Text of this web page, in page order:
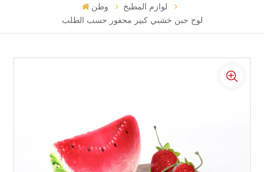
وطن
لوازم المطبخ
لوح جبن خشبي كبير محفور حسب الطلب